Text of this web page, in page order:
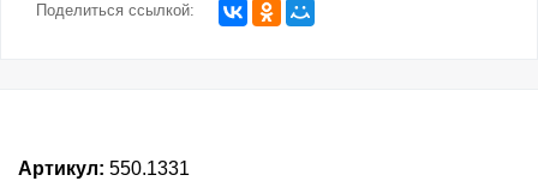
Поделиться ссылкой:
Артикул: 550.1331